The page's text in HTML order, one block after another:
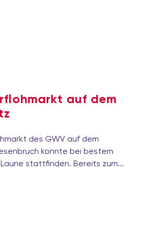
auf dem
des GWV auf dem
konnte bei bestem
stattfinden. Bereits zum...